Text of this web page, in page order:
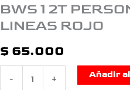
BWS 1 2T
LINEAS ROJO
$ 65.000
- +
Añadir